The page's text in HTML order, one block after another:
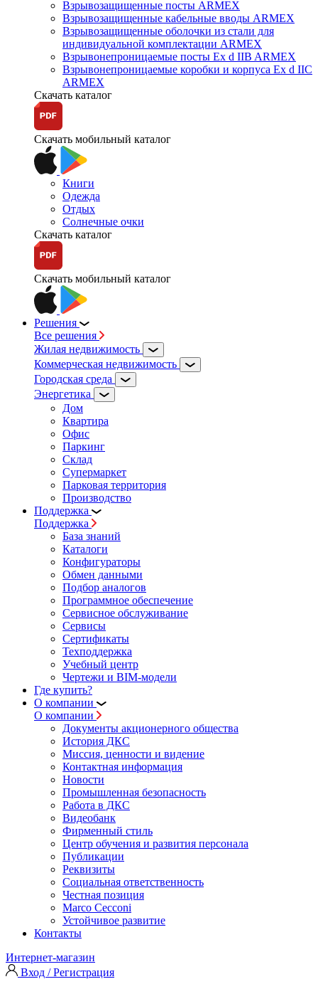
Взрывозащищенные посты ARMEX
Взрывозащищенные кабельные вводы ARMEX
Взрывозащищенные оболочки из стали для
индивидуальной комплектации ARMEX
Взрывонепроницаемые посты Ex d IIB ARMEX
Взрывонепроницаемые коробки и корпуса Ex d IIС
ARMEX
Скачать каталог
Скачать мобильный каталог
Книги
Одежда
Отдых
Солнечные очки
Скачать каталог
Скачать мобильный каталог
Решения
Все решения
Жилая недвижимость
Коммерческая недвижимость
Городская среда
Энергетика
Дом
Квартира
Офис
Паркинг
Склад
Супермаркет
Парковая территория
Производство
Поддержка
Поддержка
База знаний
Каталоги
Конфигураторы
Обмен данными
Подбор аналогов
Программное обеспечение
Сервисное обслуживание
Сервисы
Сертификаты
Техподдержка
Учебный центр
Чертежи и BIM-модели
Где купить?
О компании
О компании
Документы акционерного общества
История ДКС
Миссия, ценности и видение
Контактная информация
Новости
Промышленная безопасность
Работа в ДКС
Видеобанк
Фирменный стиль
Центр обучения и развития персонала
Публикации
Реквизиты
Социальная ответственность
Честная позиция
Marco Cecconi
Устойчивое развитие
Контакты
Интернет-магазин
Вход / Регистрация